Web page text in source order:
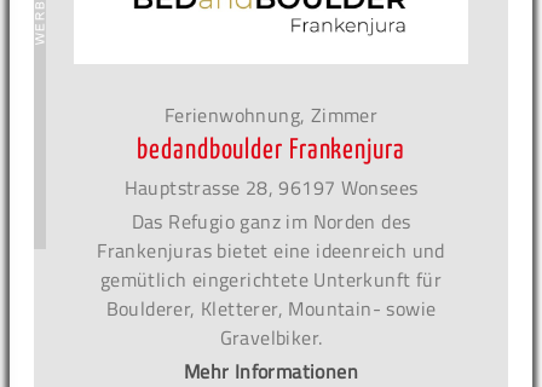
Ferienwohnung, Zimmer
bedandboulder Frankenjura
Hauptstrasse 28, 96197 Wonsees
Das Refugio ganz im Norden des
Frankenjuras bietet eine ideenreich und
gemütlich eingerichtete Unterkunft für
Boulderer, Kletterer, Mountain- sowie
Gravelbiker.
Mehr Informationen